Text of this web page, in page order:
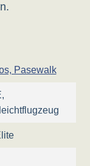
Pasewalk